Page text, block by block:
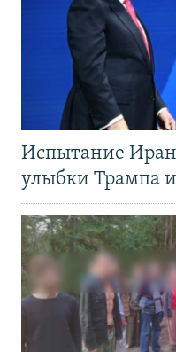
Испытание
улыбки Трампа